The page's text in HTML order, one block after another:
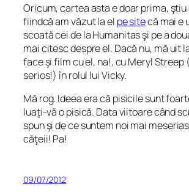
Oricum, cartea asta e doar prima, ştiu
fiindcă am văzut la el pe sitecă mai e
scoată cei de la Humanitas şi pe a
mai citesc despre el. Dacă nu, mă uit
face şi film cu el, na!, cu Meryl Streep
serios!) în rolul lui Vicky.
Mă rog. Ideea era că pisicile sunt
luaţi-vă o pisică. Data viitoare când
spun şi de ce suntem noi mai
căţeii! Pa!
09/07/2012